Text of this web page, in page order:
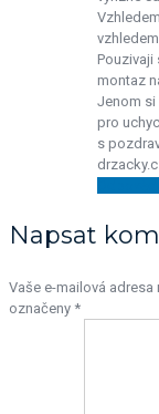
Pouzivaji
montaz
Jenom si
pro
s
Napsat
Vaše e-mailová adresa
označeny *